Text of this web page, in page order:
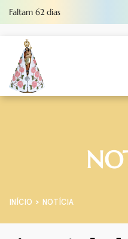
Faltam 62 dias
INÍCIO NOTÍCIA